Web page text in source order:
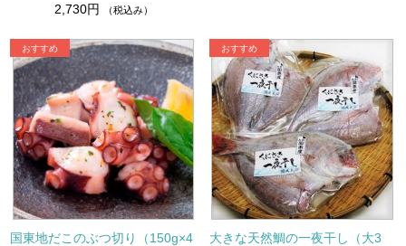
2,730円
（税込み）
国東地だこのぶつ切り（150g×4
大きな天然鯛の一夜干し（大3